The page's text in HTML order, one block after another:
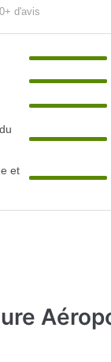
d'avis
et